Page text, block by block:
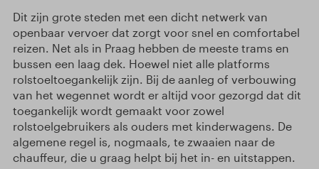
Dit zijn grote steden met een dicht netwerk van
openbaar vervoer dat zorgt voor snel en comfortabel
reizen. Net als in Praag hebben de meeste trams en
bussen een laag dek. Hoewel niet alle platforms
rolstoeltoegankelijk zijn. Bij de aanleg of verbouwing
van het wegennet wordt er altijd voor gezorgd dat dit
toegankelijk wordt gemaakt voor zowel
rolstoelgebruikers als ouders met kinderwagens. De
algemene regel is, nogmaals, te zwaaien naar de
chauffeur, die u graag helpt bij het in- en uitstappen.